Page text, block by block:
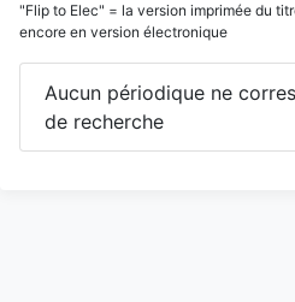
"Flip to Elec" = la version imprimée du
encore en version électronique
Aucun périodique ne
de recherche